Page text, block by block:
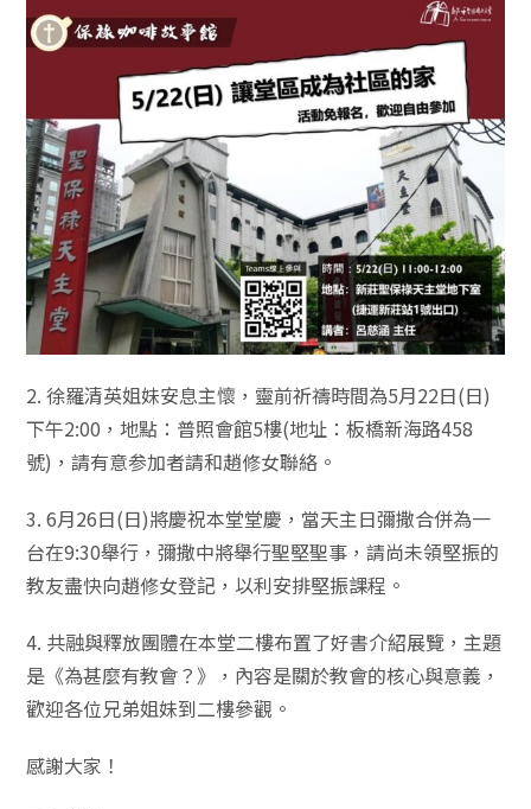
2. 徐羅清英姐妹安息主懷，靈前祈禱時間為5月22日(日)
下午2:00，地點：普照會館5樓(地址：板橋新海路458
號)，請有意参加者請和趙修女聯絡。
3. 6月26日(日)將慶祝本堂堂慶，當天主日彌撒合併為一
台在9:30舉行，彌撒中將舉行聖堅聖事，請尚未領堅振的
教友盡快向趙修女登記，以利安排堅振課程。
4. 共融與釋放團體在本堂二樓布置了好書介紹展覽，主題
是《為甚麼有教會？》，內容是關於教會的核心與意義，
歡迎各位兄弟姐妹到二樓參觀。
感謝大家！